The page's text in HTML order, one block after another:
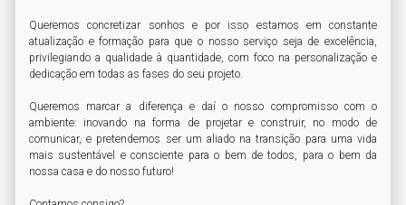
Queremos concretizar sonhos e por isso estamos em constante
atualização e formação para que o nosso serviço seja de excelência,
privilegiando a qualidade à quantidade, com foco na personalização e
dedicação em todas as fases do seu projeto.
Queremos marcar a diferença e daí o nosso compromisso com o
ambiente: inovando na forma de projetar e construir, no modo de
comunicar, e pretendemos ser um aliado na transição para uma vida
mais sustentável e consciente para o bem de todos, para o bem da
nossa casa e do nosso futuro!